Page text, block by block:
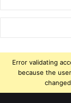
Error validating
because the